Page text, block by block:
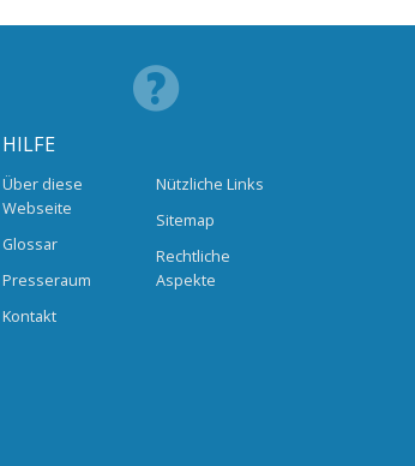
HILFE
Über diese
Webseite
Glossar
Presseraum
Kontakt
Nützliche Links
Sitemap
Rechtliche
Aspekte